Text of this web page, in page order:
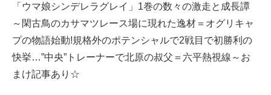
「ウマ娘シンデレラグレイ」1巻の数々の激走と成長譚
～閑古鳥のカサマツレース場に現れた逸材＝オグリキャ
プの物語始動!規格外のポテンシャルで2戦目で初勝利の
快挙…”中央”トレーナーで北原の叔父＝六平熱視線～お
まけ記事あり☆